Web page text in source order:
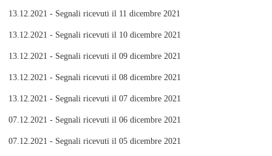
13.12.2021 - Segnali ricevuti il 11 dicembre 2021
13.12.2021 - Segnali ricevuti il 10 dicembre 2021
13.12.2021 - Segnali ricevuti il 09 dicembre 2021
13.12.2021 - Segnali ricevuti il 08 dicembre 2021
13.12.2021 - Segnali ricevuti il 07 dicembre 2021
07.12.2021 - Segnali ricevuti il 06 dicembre 2021
07.12.2021 - Segnali ricevuti il 05 dicembre 2021